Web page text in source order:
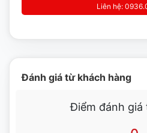
Liên hệ:
Đánh giá từ khách hàng
Điểm đánh giá